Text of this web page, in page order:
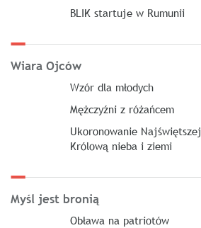
BLIK startuje w Rumunii
Wiara Ojców
Wzór dla młodych
Mężczyźni z różańcem
Ukoronowanie
Królową nieba i ziemi
Myśl jest bronią
Obława na patriotów